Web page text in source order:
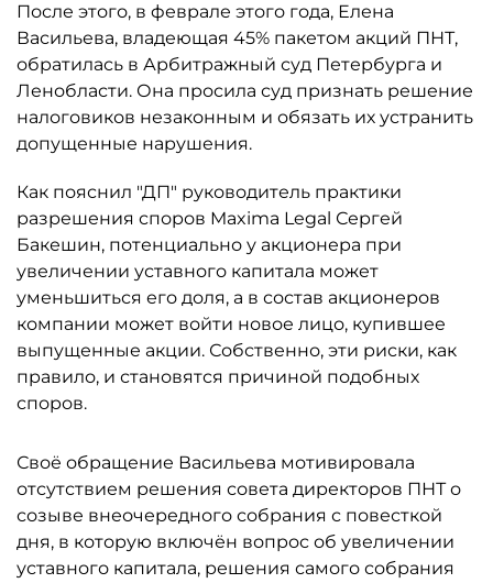
После этого, в феврале этого года, Елена
Васильева, владеющая 45% пакетом акций ПНТ,
обратилась в Арбитражный суд Петербурга и
Ленобласти. Она просила суд признать решение
налоговиков незаконным и обязать их устранить
допущенные нарушения.
Как пояснил "ДП" руководитель практики
разрешения споров Maxima Legal Сергей
Бакешин, потенциально у акционера при
увеличении уставного капитала может
уменьшиться его доля, а в состав акционеров
компании может войти новое лицо, купившее
выпущенные акции. Собственно, эти риски, как
правило, и становятся причиной подобных
споров.
Своё обращение Васильева мотивировала
отсутствием решения совета директоров ПНТ о
созыве внеочередного собрания с повесткой
дня, в которую включён вопрос об увеличении
уставного капитала, решения самого собрания